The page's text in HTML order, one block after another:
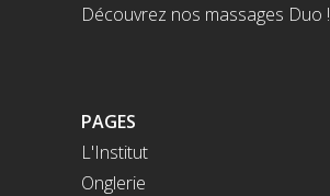
Découvrez nos massages Duo !
PAGES
L'Institut
Onglerie